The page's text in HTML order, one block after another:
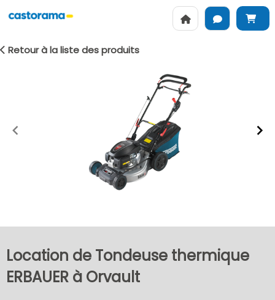
Retour à la liste des produits
Location de Tondeuse thermique
ERBAUER à Orvault